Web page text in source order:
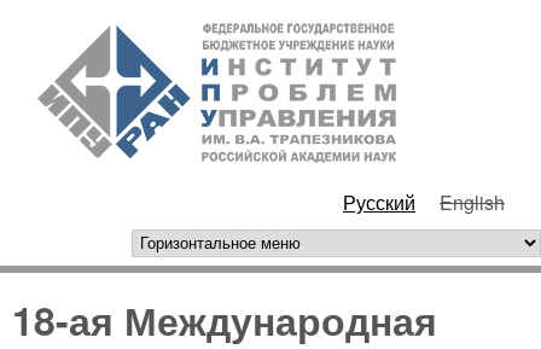
Перейти к основному
содержанию
РАН
Русский English
горизонтальное меню
18-ая Международная